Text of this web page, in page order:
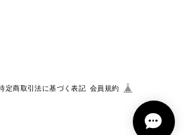
定商取引法に基づく表記 会員規約